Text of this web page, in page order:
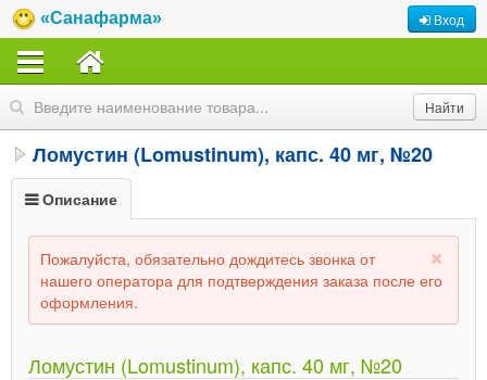
«Санафарма» Вход
Ломустин (Lomustinum), капс. 40 мг, №20
Описание
Пожалуйста, обязательно дождитесь звонка от
нашего оператора для подтверждения заказа после его
оформления.
Ломустин (Lomustinum), капс. 40 мг, №20